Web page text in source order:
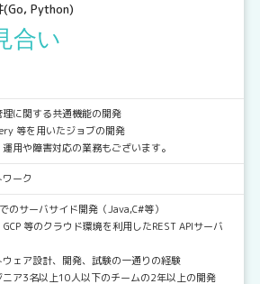
(Go, Python)
合い
理に関する共通機能の開発
等を用いたジョブの開発
用や障害対応の業務もございます。
ーク
のサーバサイド開発（Java,C#等）
GCP 等のクラウド環境を利用したREST APIサーバ
ウェア設計、開発、試験の一通りの経験
ニア3名以上10人以下のチームの2年以上の開発